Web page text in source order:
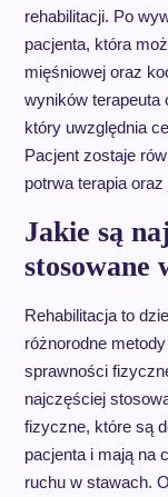
rehabilitacji. Po
pacjenta, która
mięśniowej oraz
wyników terapeuta
który uwzględnia
Pacjent zostaje
potrwa terapia
Jakie są
Rehabilitacja to
różnorodne
sprawności
najczęściej
fizyczne, które są
pacjenta i mają na
ruchu w stawach.